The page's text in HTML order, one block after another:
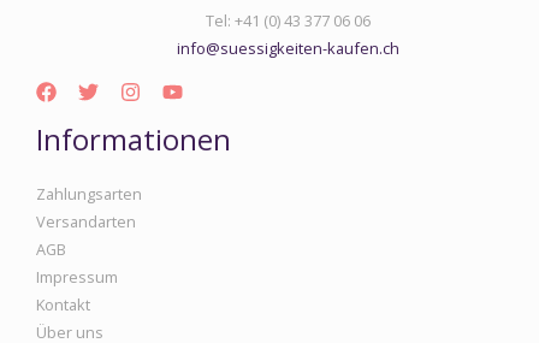
Tel: +41 (0) 43 377 06 06
info@suessigkeiten-kaufen.ch
Informationen
Zahlungsarten
Versandarten
AGB
Impressum
Kontakt
Über uns